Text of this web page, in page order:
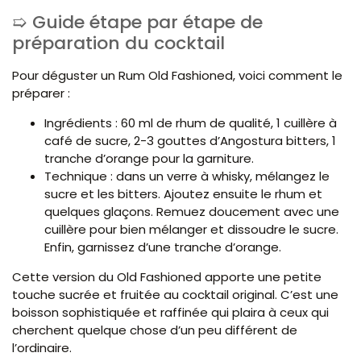
Guide étape par étape de
préparation du cocktail
Pour déguster un Rum Old Fashioned, voici comment le
préparer :
Ingrédients : 60 ml de rhum de qualité, 1 cuillère à
café de sucre, 2-3 gouttes d’Angostura bitters, 1
tranche d’orange pour la garniture.
Technique : dans un verre à whisky, mélangez le
sucre et les bitters. Ajoutez ensuite le rhum et
quelques glaçons. Remuez doucement avec une
cuillère pour bien mélanger et dissoudre le sucre.
Enfin, garnissez d’une tranche d’orange.
Cette version du Old Fashioned apporte une petite
touche sucrée et fruitée au cocktail original. C’est une
boisson sophistiquée et raffinée qui plaira à ceux qui
cherchent quelque chose d’un peu différent de
l’ordinaire.